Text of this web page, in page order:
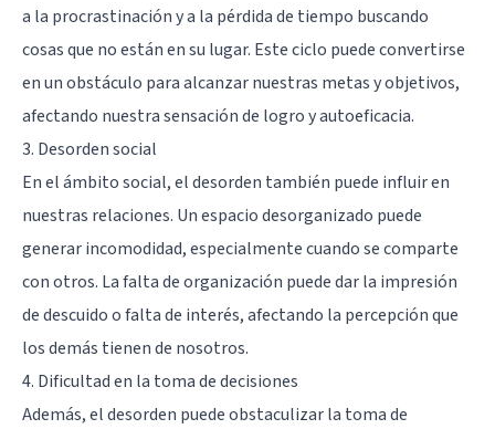
a la procrastinación y a la pérdida de tiempo buscando
cosas que no están en su lugar. Este ciclo puede convertirse
en un obstáculo para alcanzar nuestras metas y objetivos,
afectando nuestra sensación de logro y autoeficacia.
3. Desorden social
En el ámbito social, el desorden también puede influir en
nuestras relaciones. Un espacio desorganizado puede
generar incomodidad, especialmente cuando se comparte
con otros. La falta de organización puede dar la impresión
de descuido o falta de interés, afectando la percepción que
los demás tienen de nosotros.
4. Dificultad en la toma de decisiones
Además, el desorden puede obstaculizar la toma de